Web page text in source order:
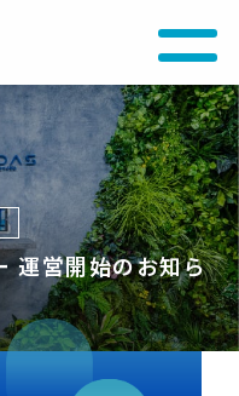
運営開始のお知ら